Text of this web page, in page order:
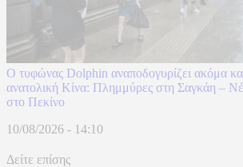
Ο τυφώνας Dolphin αναποδογυρίζει ακόμα
ανατολική Κίνα: Πλημμύρες στη Σαγκάη –
στο Πεκίνο
10/08/2026 - 14:10
Δείτε επίσης